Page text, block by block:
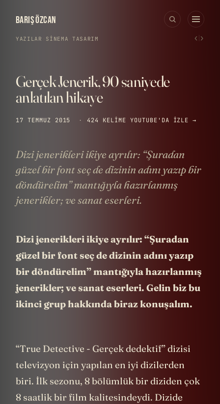
BARIŞ ÖZCAN
YAZILAR SINEMA TASARIM ‹›
Gerçek Jenerik, 90 saniyede
anlatılan hikaye
17 TEMMUZ 2015 · 424 KELIME YOUTUBE'DA IZLE →
Dizi jenerikleri ikiye ayrılır: “Şuradan
güzel bir font seç de dizinin adını yazıp bir
döndürelim” mantığıyla hazırlanmış
jenerikler; ve sanat eserleri.
Dizi jenerikleri ikiye ayrılır: “Şuradan
güzel bir font seç de dizinin adını yazıp
bir döndürelim” mantığıyla hazırlanmış
jenerikler; ve sanat eserleri. Gelin biz bu
ikinci grup hakkında biraz konuşalım.
“True Detective - Gerçek dedektif” dizisi
televizyon için yapılan en iyi dizilerden
biri. İlk sezonu, 8 bölümlük bir diziden çok
8 saatlik bir film kalitesindeydi. Dizide